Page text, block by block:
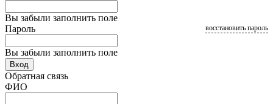
Вы забыли заполнить поле
Пароль
Вы забыли заполнить поле
восстановить пароль
Вход
Обратная связь
ФИО